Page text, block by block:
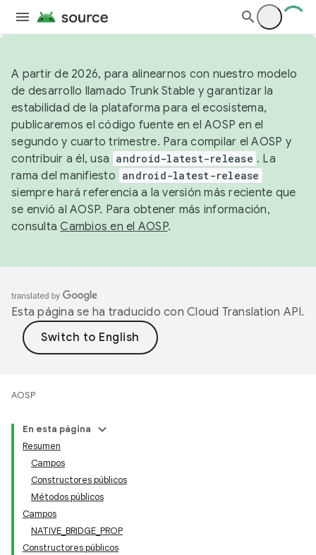
A partir de 2026, para alinearnos con nuestro modelo
de desarrollo llamado Trunk Stable y garantizar la
estabilidad de la plataforma para el ecosistema,
publicaremos el código fuente en el AOSP en el
segundo y cuarto trimestre. Para compilar el AOSP y
contribuir a él, usa android-latest-release . La
rama del manifiesto android-latest-release
siempre hará referencia a la versión más reciente que
se envió al AOSP. Para obtener más información,
consultaCambios en el AOSP.
Esta página se ha traducido con Cloud Translation API.
AOSP
En esta página
Resumen
Campos
Constructores públicos
Métodos públicos
Campos
NATIVE_BRIDGE_PROP
Constructores públicos